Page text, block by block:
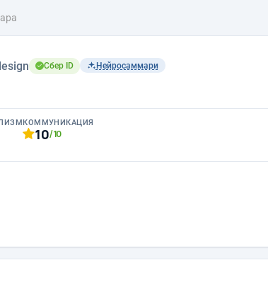
Сбер ID Нейросаммари
КОММУНИКАЦИЯ
10/10